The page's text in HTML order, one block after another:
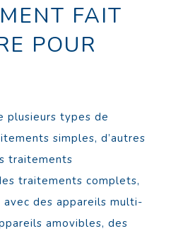
FAIT
POUR
plusieurs types de
simples, d’autres
traitements
traitements complets,
des appareils multi-
amovibles, des